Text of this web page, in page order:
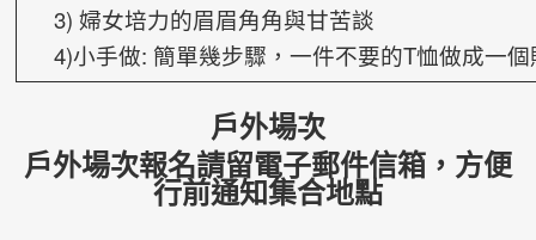
3) 婦女培力的眉眉角角與甘苦談
4)小手做: 簡單幾步驟，一件不要的T恤做成一
戶外場次
戶外場次報名請留電子郵件信箱，方便
行前通知集合地點